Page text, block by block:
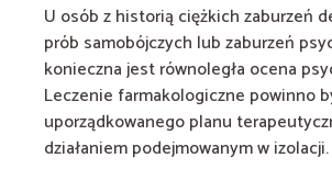
U osób z historią ciężkich zaburzeń
prób samobójczych lub zaburzeń
konieczna jest równoległa ocena
Leczenie farmakologiczne powinno
uporządkowanego planu
działaniem podejmowanym w izolacji.